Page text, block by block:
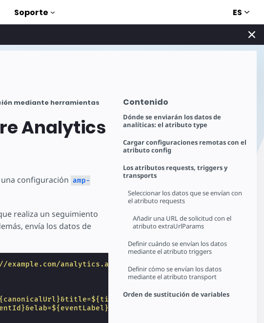
Soporte ES
Contenido
Dónde se enviarán los datos de
analíticas: el atributo type
Cargar configuraciones remotas con el
atributo config
Los atributos requests, triggers y
transports
Seleccionar los datos que se envían con
el atributo requests
Añadir una URL de solicitud con el
atributo extraUrlParams
Definir cuándo se envían los datos
mediante el atributo triggers
Definir cómo se envían los datos
mediante el atributo transport
Orden de sustitución de variables
mediante herramientas
Analytics
configuración amp-
realiza un seguimiento
envía los datos de
analytics.account.config.json"
,